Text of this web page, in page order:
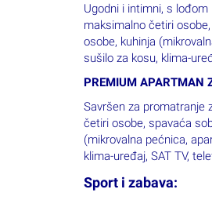
Ugodni i intimni, s
maksimalno četiri
osobe, kuhinja
sušilo za kosu, klima-
PREMIUM APARTMAN
Savršen za promatranje
četiri osobe, spavaća
(mikrovalna pećnica,
klima-uređaj, SAT TV,
Sport i zabava: